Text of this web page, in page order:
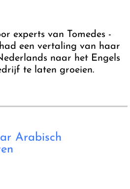
experts van Tomedes -
een vertaling van haar
naar het Engels
te laten groeien.
Arabisch